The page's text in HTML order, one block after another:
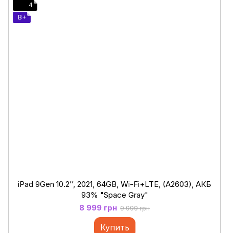
4
B+
iPad 9Gen 10.2’’, 2021, 64GB, Wi-Fi+LTE, (A2603), АКБ
93% "Space Gray"
8 999 грн 9 999 грн
Купить